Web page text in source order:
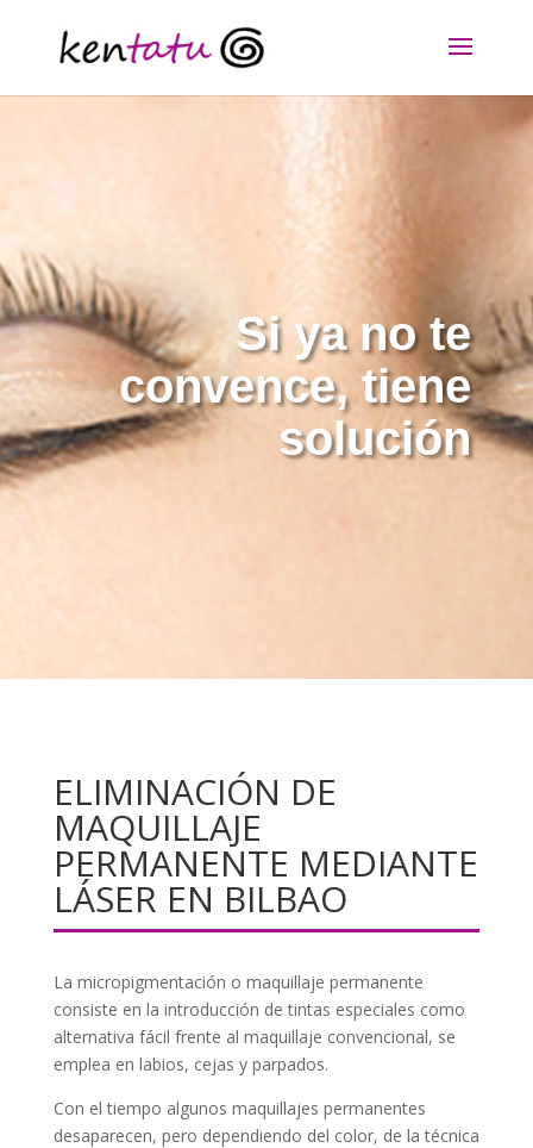
Si ya no te
convence, tiene
solución
ELIMINACIÓN DE
MAQUILLAJE
PERMANENTE MEDIANTE
LÁSER EN BILBAO
La micropigmentación o maquillaje permanente
consiste en la introducción de tintas especiales como
alternativa fácil frente al maquillaje convencional, se
emplea en labios, cejas y parpados.
Con el tiempo algunos maquillajes permanentes
desaparecen, pero dependiendo del color, de la técnica